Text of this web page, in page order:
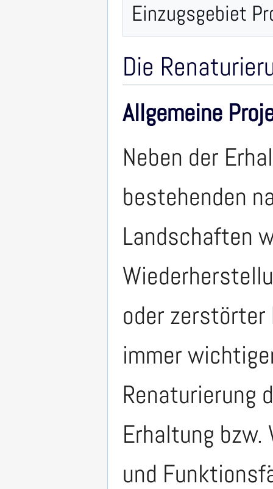
Die
Allgemeine
Neben der
bestehenden
Landschaften
oder
immer
Renaturierung
Erhaltung
und